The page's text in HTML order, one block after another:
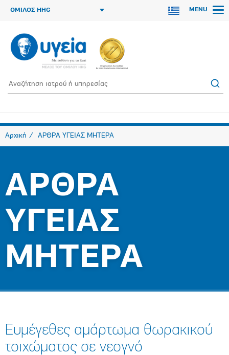
ΟΜΙΛΟΣ HHG MENU
Αρχική ΑΡΘΡΑ ΥΓΕΙΑΣ ΜΗΤΕΡΑ
ΑΡΘΡΑ
ΥΓΕΙΑΣ
ΜΗΤΕΡΑ
Ευμέγεθες αμάρτωμα θωρακικού
τοιχώματος σε νεογνό